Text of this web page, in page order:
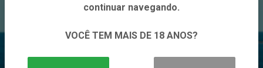
continuar navegando.
VOCÊ TEM MAIS DE 18 ANOS?